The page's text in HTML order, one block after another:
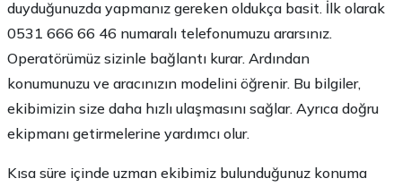
duyduğunuzda yapmanız gereken oldukça basit. İlk olarak
0531 666 66 46 numaralı telefonumuzu ararsınız.
Operatörümüz sizinle bağlantı kurar. Ardından
konumunuzu ve aracınızın modelini öğrenir. Bu bilgiler,
ekibimizin size daha hızlı ulaşmasını sağlar. Ayrıca doğru
ekipmanı getirmelerine yardımcı olur.
Kısa süre içinde uzman ekibimiz bulunduğunuz konuma